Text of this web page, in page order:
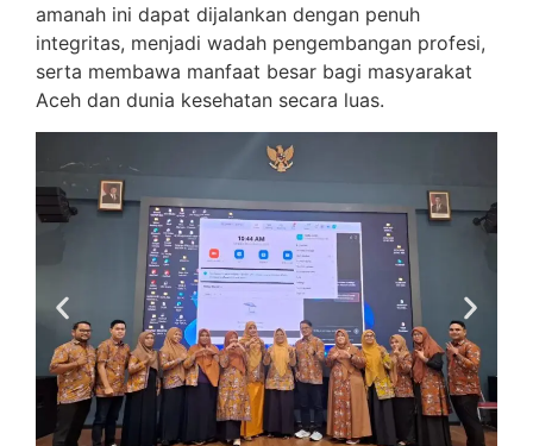
amanah ini dapat dijalankan dengan penuh
integritas, menjadi wadah pengembangan profesi,
serta membawa manfaat besar bagi masyarakat
Aceh dan dunia kesehatan secara luas.